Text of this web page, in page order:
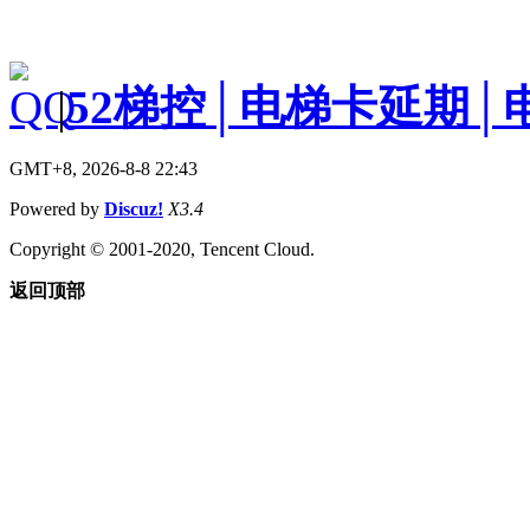
|52梯控│电梯卡延期│
GMT+8, 2026-8-8 22:43
Powered by Discuz! X3.4
Copyright © 2001-2020, Tencent Cloud.
返回顶部